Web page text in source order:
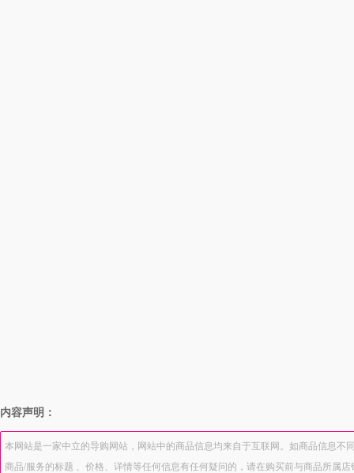
内容声明：
本网站是一家中立的导购网站，网站中的商品信息均来自于互联网。如商品信息
商品/服务的标题 、价格、详情等任何信息有任何疑问的，请在购买前与商品所属